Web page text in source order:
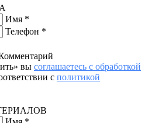
Имя *
Телефон *
вы соглашаетесь с обработкой
с политикой